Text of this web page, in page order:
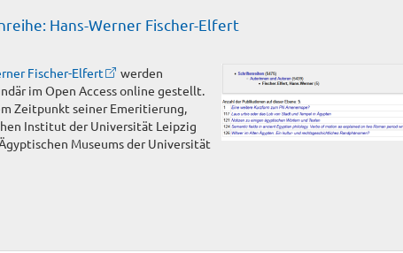
Hans-Werner Fischer-Elfert
Fischer-Elfert
werden
im Open Access online gestellt.
Zeitpunkt seiner Emeritierung,
Institut der Universität Leipzig
Museums der Universität